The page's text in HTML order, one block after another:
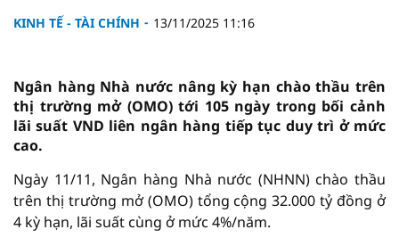
KINH TẾ - TÀI CHÍNH 13/11/2025 11:16
Ngân hàng Nhà nước nâng kỳ hạn chào thầu trên
thị trường mở (OMO) tới 105 ngày trong bối cảnh
lãi suất VND liên ngân hàng tiếp tục duy trì ở mức
cao.
Ngày 11/11, Ngân hàng Nhà nước (NHNN) chào thầu
trên thị trường mở (OMO) tổng cộng 32.000 tỷ đồng ở
4 kỳ hạn, lãi suất cùng ở mức 4%/năm.